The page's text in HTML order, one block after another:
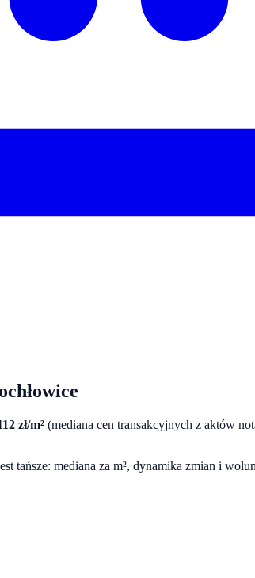
zł/m² (mediana cen transakcyjnych z aktów
tańsze: mediana za m², dynamika zmian i